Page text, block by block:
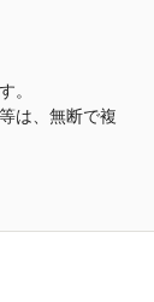
。
は、無断で複